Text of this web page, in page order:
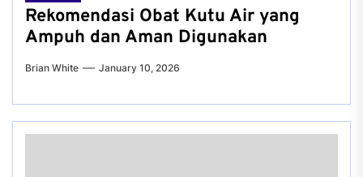
Rekomendasi Obat Kutu Air yang
Ampuh dan Aman Digunakan
Brian White January 10, 2026